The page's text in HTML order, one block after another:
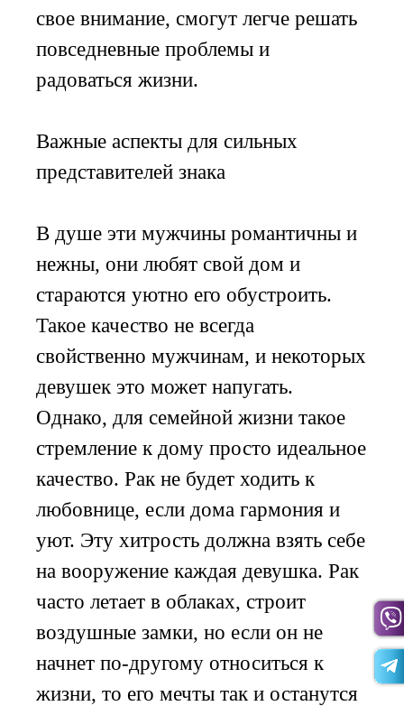
свое внимание, смогут легче решать
повседневные проблемы и
радоваться жизни.
Важные аспекты для сильных
представителей знака
В душе эти мужчины романтичны и
нежны, они любят свой дом и
стараются уютно его обустроить.
Такое качество не всегда
свойственно мужчинам, и некоторых
девушек это может напугать.
Однако, для семейной жизни такое
стремление к дому просто идеальное
качество. Рак не будет ходить к
любовнице, если дома гармония и
уют. Эту хитрость должна взять себе
на вооружение каждая девушка. Рак
часто летает в облаках, строит
воздушные замки, но если он не
начнет по-другому относиться к
жизни, то его мечты так и останутся